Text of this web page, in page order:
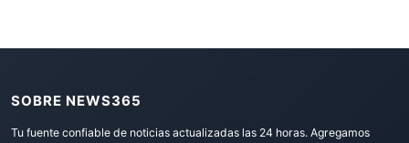
SOBRE NEWS365
Tu fuente confiable de noticias actualizadas las 24 horas. Agregamos